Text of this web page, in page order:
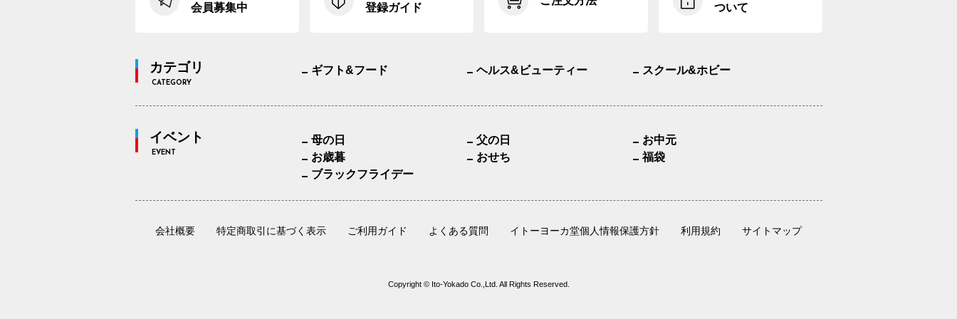
会員募集中 登録ガイド ついて
カテゴリ
CATEGORY
ギフト&フード ヘルス&ビューティー スクール&ホビー
イベント
EVENT
母の日 父の日
お中元
お歳暮
おせち
福袋
ブラックフライデー
会社概要 特定商取引に基づく表示 ご利用ガイド よくある質問 イトーヨーカ堂個人情報保護方針 利用規約 サイトマップ
Copyright © Ito-Yokado Co.,Ltd. All Rights Reserved.